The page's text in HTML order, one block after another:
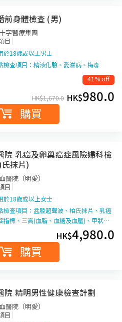
前身體檢查 (男)
字醫療集團
目 |
於18歲或以上男士
檢查項目：精液化驗、愛滋病、梅毒
41% off
HK$1,670.0 HK$980.0
購買
院 乳癌及卵巢癌症風險婦科檢
抹片)
醫院（明愛）
目 |
於18歲或以上女士
檢查項目：盆腔超聲波、柏氏抹片、乳癌
指標、三高(血脂、血糖及血壓)、甲狀…
HK$4,980.0
購買
院 精明男性健康檢查計劃
醫院（明愛）
目 |